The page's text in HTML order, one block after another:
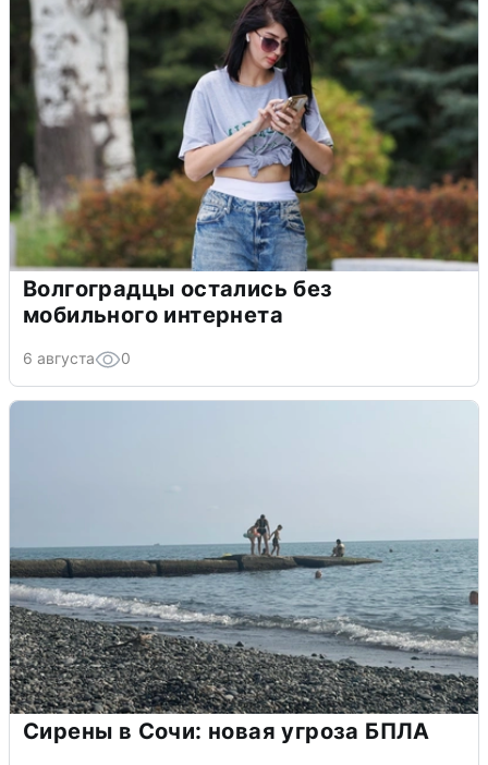
Волгоградцы остались без
мобильного интернета
6 августа 0
Сирены в Сочи: новая угроза БПЛА